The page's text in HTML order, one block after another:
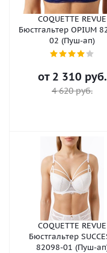
COQUETTE REVUE
Бюстгальтер OPIUM
02 (Пуш-ап)
от 2 310 руб.
4 620 руб.
COQUETTE REVUE
Бюстгальтер
82098-01 (Пуш-